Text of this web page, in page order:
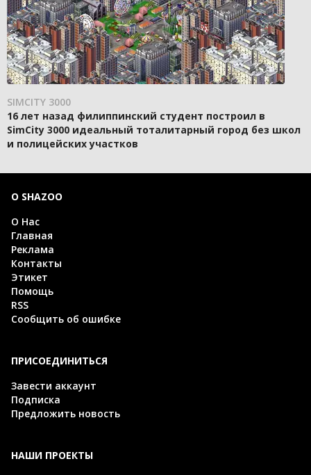
SIMCITY 3000
16 лет назад филиппинский студент построил в
SimCity 3000 идеальный тоталитарный город без школ
и полицейских участков
О SHAZOO
О Нас
Главная
Реклама
Контакты
Этикет
Помощь
RSS
Сообщить об ошибке
ПРИСОЕДИНИТЬСЯ
Завести аккаунт
Подписка
Предложить новость
НАШИ ПРОЕКТЫ